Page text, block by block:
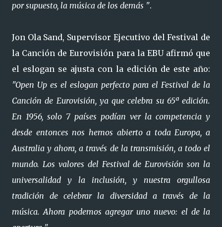
por supuesto, la música de los demás ".
Jon Ola Sand, Supervisor Ejecutivo del Festival de
la Canción de Eurovisión para la EBU afirmó que
el eslogan se ajusta con la edición de este año:
"Open Up es el eslogan perfecto para el Festival de la
Canción de Eurovisión, ya que celebra su 65ª edición.
En 1956, solo 7 países podían ver la competencia y
desde entonces nos hemos abierto a toda Europa, a
Australia y ahora, a través de la transmisión, a todo el
mundo. Los valores del Festival de Eurovisión son la
universalidad y la inclusión, y nuestra orgullosa
tradición de celebrar la diversidad a través de la
música. Ahora podemos agregar uno nuevo: el de la